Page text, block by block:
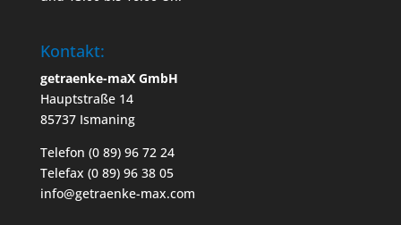
Kontakt:
getraenke-maX GmbH
Hauptstraße 14
85737 Ismaning
Telefon (0 89) 96 72 24
Telefax (0 89) 96 38 05
info@getraenke-max.com